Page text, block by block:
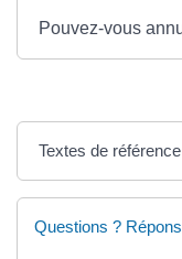
Pouvez-vous
Textes de référence
Questions ?